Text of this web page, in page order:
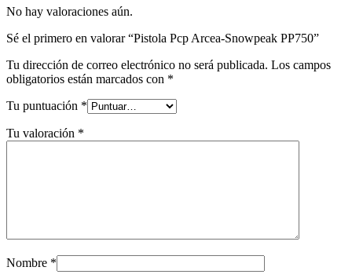
No hay valoraciones aún.
Sé el primero en valorar “Pistola Pcp Arcea-Snowpeak PP750”
Tu dirección de correo electrónico no será publicada. Los campos
obligatorios están marcados con *
Tu puntuación *
Tu valoración *
Nombre *